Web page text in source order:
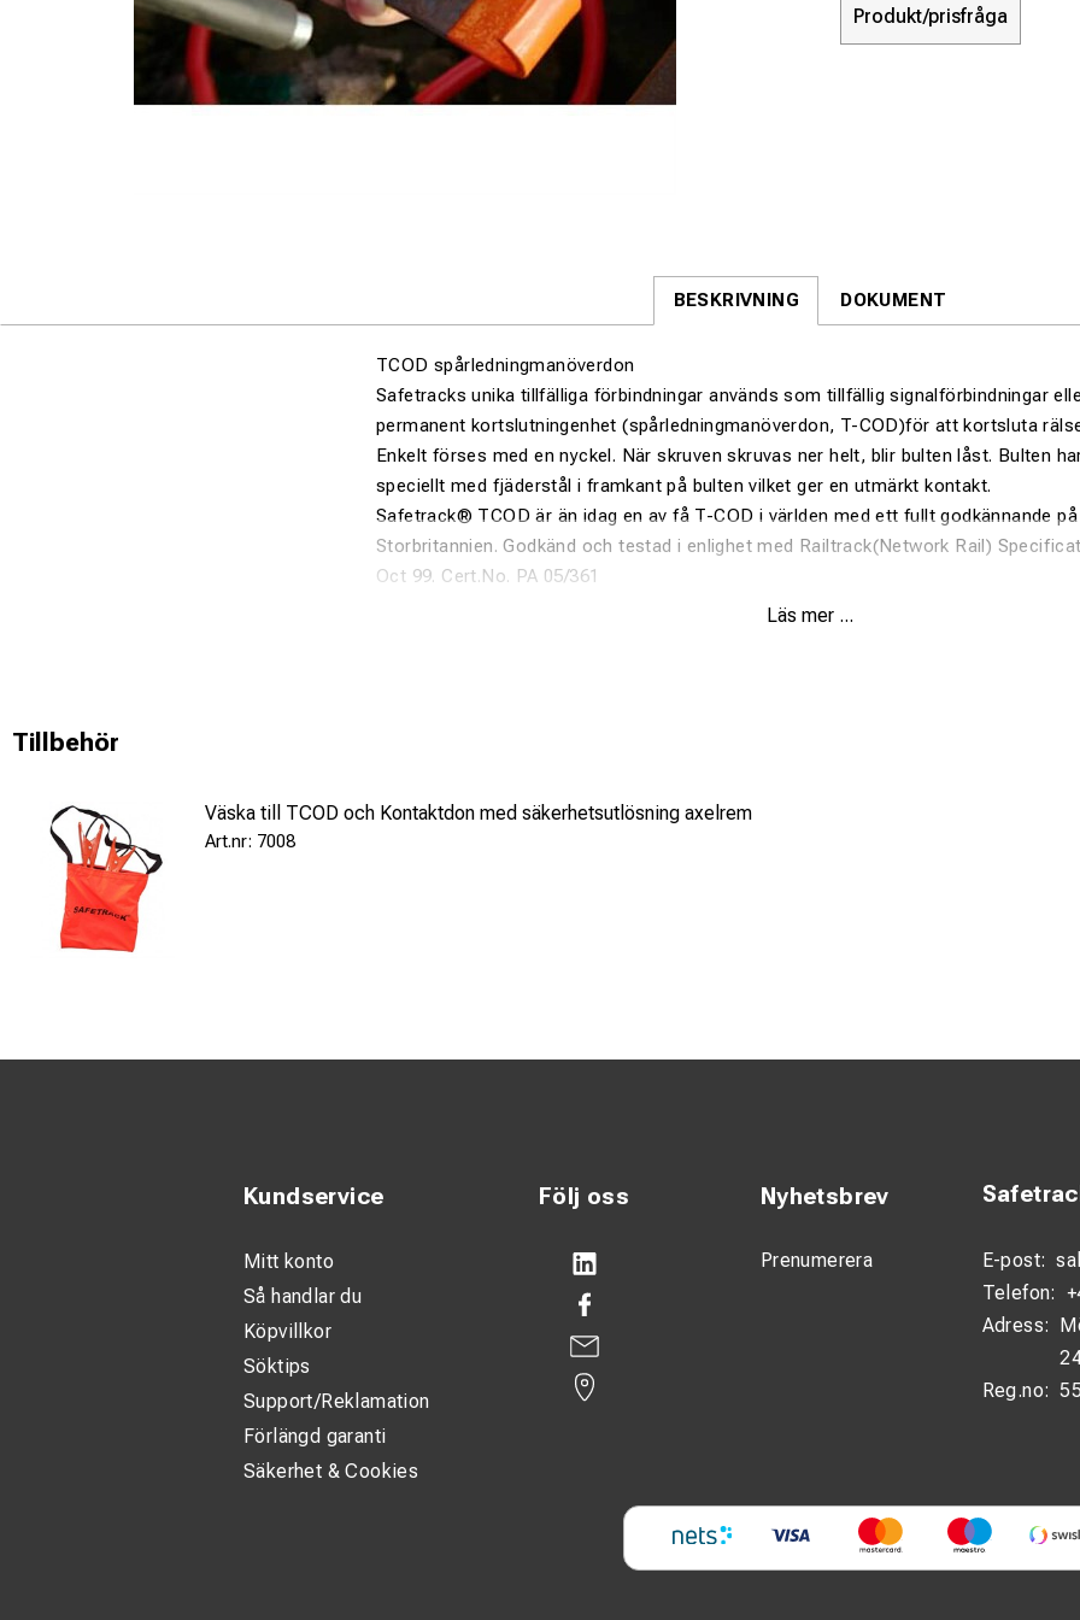
Produkt/prisfråga
BESKRIVNING DOKUMENT
TCOD spårledningmanöverdon
Safetracks unika tillfälliga förbindningar används som tillfällig signalförbindningar
permanent kortslutningenhet (spårledningmanöverdon, T-COD)för att kortsluta
Enkelt förses med en nyckel. När skruven skruvas ner helt, blir bulten låst. Bulten
speciellt med fjäderstål i framkant på bulten vilket ger en utmärkt kontakt.
Safetrack® TCOD är än idag en av få T-COD i världen med ett fullt godkännande
Storbritannien. Godkänd och testad i enlighet med Railtrack(Network Rail)
Oct 99. Cert.No. PA 05/361
Läs mer ...
Tillbehör
Väska till TCOD och Kontaktdon med säkerhetsutlösning axelrem
7008
Följ oss Nyhetsbrev
Prenumerera E-post:
Telefon:
Adress:
Reg.no:
Kundservice
Mitt konto
Så handlar du
Köpvillkor
Söktips
Support/Reklamation
Förlängd garanti
Säkerhet & Cookies